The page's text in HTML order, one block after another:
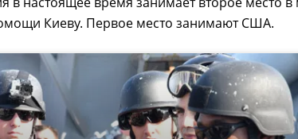
Киеву. Первое место занимают США.